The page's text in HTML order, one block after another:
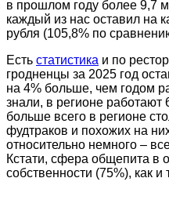
в прошлом году более 9,7
каждый из нас оставил на
рубля (105,8% по
Есть статистика и по
гродненцы за 2025 год
на 4% больше, чем годом
знали, в регионе
больше всего в регионе
фудтраков и похожих на
относительно немного –
Кстати, сфера общепита в
собственности (75%), как и